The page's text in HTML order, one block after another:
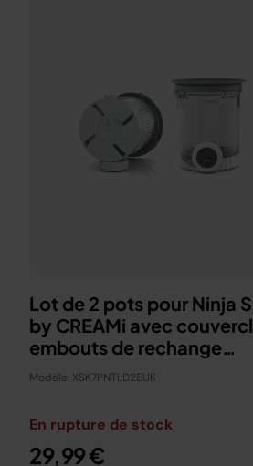
Lot de 2 pots pour Ninja
by CREAMi avec
embouts de rechange
XSK7PNTLD2EUK
Modèle: XSK7PNTLD2EUK
En rupture de stock
29,99 €